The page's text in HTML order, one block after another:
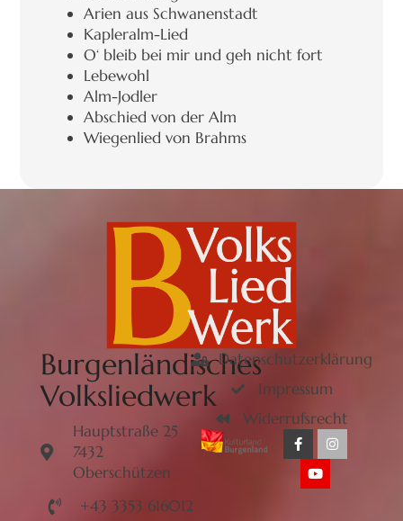
Arien aus Schwanenstadt
Kapleralm-Lied
O‘ bleib bei mir und geh nicht fort
Lebewohl
Alm-Jodler
Abschied von der Alm
Wiegenlied von Brahms
Burgenländisches
Volksliedwerk
Hauptstraße 25
7432
Oberschützen
+43 3353 616012
Datenschutzerklärung
Impressum
Widerrufsrecht